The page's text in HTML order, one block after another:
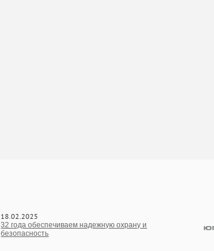
18.02.2025
32 года обеспечиваем надежную охрану и
безопасность